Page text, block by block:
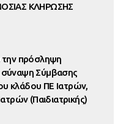
ΚΛΗΡΩΣΗΣ
την πρόσληψη
Σύμβασης
κλάδου ΠΕ Ιατρών,
(Παιδιατρικής)